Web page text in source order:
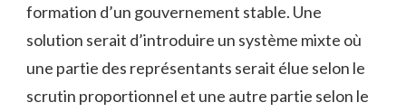
formation d’un gouvernement‌ stable. Une​
solution serait d’introduire un système mixte où
une partie des représentants ⁤serait élue selon‍ le⁣
scrutin proportionnel et une ⁢autre ⁣partie selon le⁢